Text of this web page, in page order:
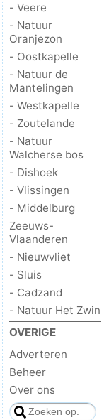
- Veere
- Natuur
Oranjezon
- Oostkapelle
- Natuur de
Mantelingen
- Westkapelle
- Zoutelande
- Natuur
Walcherse bos
- Dishoek
- Vlissingen
- Middelburg
Zeeuws-
Vlaanderen
- Nieuwvliet
- Sluis
- Cadzand
- Natuur Het Zwin
OVERIGE
Adverteren
Beheer
Over ons